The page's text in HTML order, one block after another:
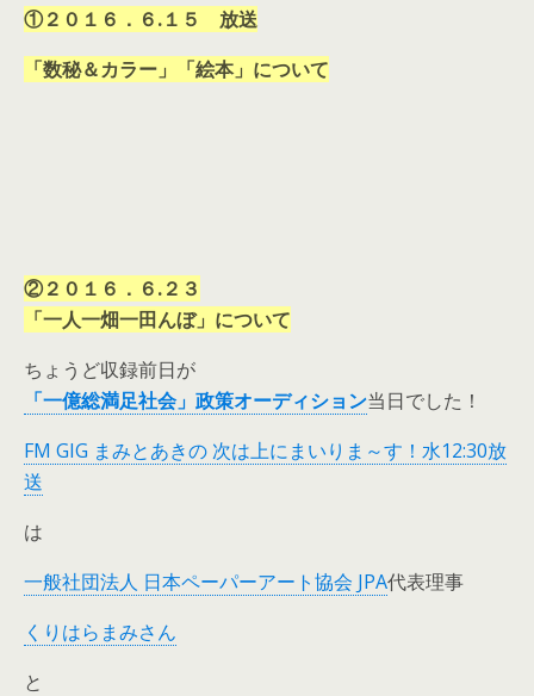
①２０１６．６.１５ 放送
「数秘＆カラー」「絵本」について
②２０１６．６.２３
「一人一畑一田んぼ」について
ちょうど収録前日が
「一億総満足社会」政策オーディション当日でした！
FM GIG まみとあきの 次は上にまいりま～す！水12:30放
送
は
一般社団法人 日本ペーパーアート協会 JPA代表理事
くりはらまみさん
と